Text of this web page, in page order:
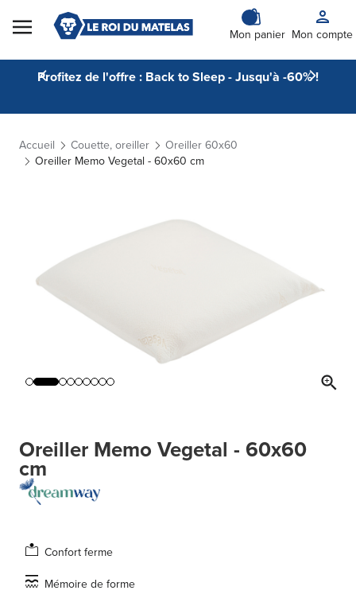
Skip to Content
Mon panier Mon compte
Profitez de l'offre : Back to Sleep - Jusqu'à -60% !
Accueil Couette, oreiller
Oreiller 60x60
Oreiller Memo Vegetal - 60x60 cm
Oreiller Memo Vegetal - 60x60
cm
Confort ferme
Mémoire de forme